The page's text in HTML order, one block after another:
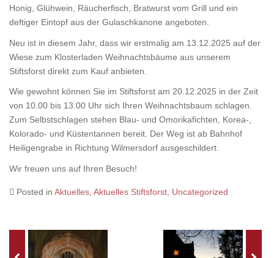
Honig, Glühwein, Räucherfisch, Bratwurst vom Grill und ein
deftiger Eintopf aus der Gulaschkanone angeboten.
Neu ist in diesem Jahr, dass wir erstmalig am 13.12.2025 auf der
Wiese zum Klosterladen Weihnachtsbäume aus unserem
Stiftsforst direkt zum Kauf anbieten.
Wie gewohnt können Sie im Stiftsforst am 20.12.2025 in der Zeit
von 10.00 bis 13.00 Uhr sich Ihren Weihnachtsbaum schlagen.
Zum Selbstschlagen stehen Blau- und Omorikafichten, Korea-,
Kolorado- und Küstentannen bereit. Der Weg ist ab Bahnhof
Heiligengrabe in Richtung Wilmersdorf ausgeschildert.
Wir freuen uns auf Ihren Besuch!
Posted in Aktuelles Aktuelles Stiftsforst Uncategorized